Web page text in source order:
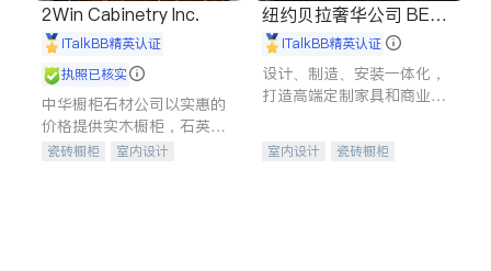
2Win Cabinetry Inc.
iTalkBB精英认证
执照已核实
中华橱柜石材公司以实惠的
价格提供实木橱柜，石英石
台面，多种优质不锈钢水
瓷砖橱柜
室内设计
纽约贝拉奢华公司 BELL
A LUXE
iTalkBB精英认证
设计、制造、安装一体化，
打造高端定制家具和商业空
室内设计
瓷砖橱柜